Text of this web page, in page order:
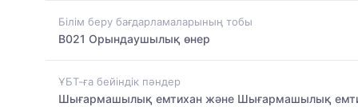
Білім беру бағдарламаларының тобы
B021 Орындаушылық өнер
ҰБТ-ға бейіндік пәндер
Шығармашылық емтихан және Шығармашылық